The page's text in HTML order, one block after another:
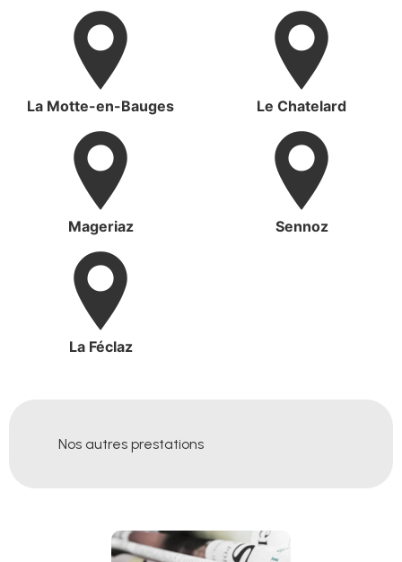
La Motte-en-Bauges Le Chatelard
Mageriaz Sennoz
La Féclaz
Nos autres prestations